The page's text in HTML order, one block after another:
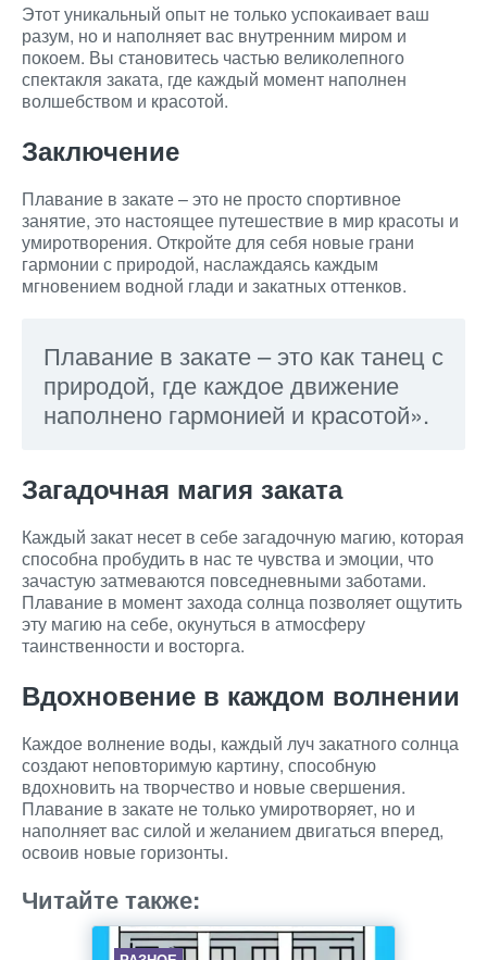
Этот уникальный опыт не только успокаивает ваш
разум, но и наполняет вас внутренним миром и
покоем. Вы становитесь частью великолепного
спектакля заката, где каждый момент наполнен
волшебством и красотой.
Заключение
Плавание в закате – это не просто спортивное
занятие, это настоящее путешествие в мир красоты и
умиротворения. Откройте для себя новые грани
гармонии с природой, наслаждаясь каждым
мгновением водной глади и закатных оттенков.
Плавание в закате – это как танец с
природой, где каждое движение
наполнено гармонией и красотой».
Загадочная магия заката
Каждый закат несет в себе загадочную магию, которая
способна пробудить в нас те чувства и эмоции, что
зачастую затмеваются повседневными заботами.
Плавание в момент захода солнца позволяет ощутить
эту магию на себе, окунуться в атмосферу
таинственности и восторга.
Вдохновение в каждом волнении
Каждое волнение воды, каждый луч закатного солнца
создают неповторимую картину, способную
вдохновить на творчество и новые свершения.
Плавание в закате не только умиротворяет, но и
наполняет вас силой и желанием двигаться вперед,
освоив новые горизонты.
Читайте также: